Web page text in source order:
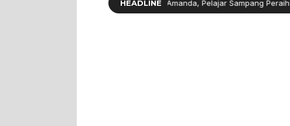
HEADLINE
Legislator Gerindra Apresiasi Amanda, Pelajar Sampang Peraih Juara KSPI